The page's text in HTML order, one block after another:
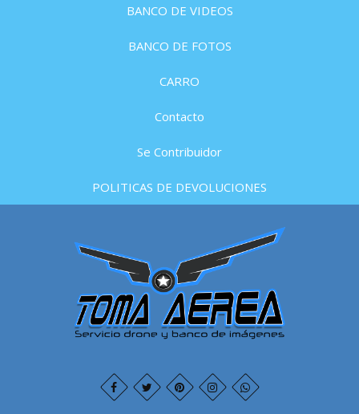
BANCO DE VIDEOS
BANCO DE FOTOS
CARRO
Contacto
Se Contribuidor
POLITICAS DE DEVOLUCIONES